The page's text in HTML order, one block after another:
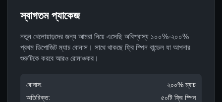
স্বাগতম প্যাকেজ
নতুন খেলোয়াড়দের জন্য আমরা নিয়ে এসেছি অবিশ্বাস্য ১০০%-২০০%
প্রথম ডিপোজিট ম্যাচ বোনাস। সাথে থাকছে ফ্রি স্পিন বান্ডেল যা আপনার
শুরুটিকে করবে আরও রোমাঞ্চকর।
বোনাস:
২০০% ম্যাচ
অতিরিক্ত:
৫০টি ফ্রি স্পিন